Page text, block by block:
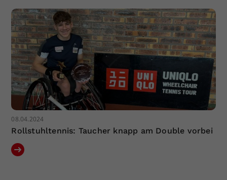
08.04.2024
Rollstuhltennis: Taucher knapp am Double vorbei